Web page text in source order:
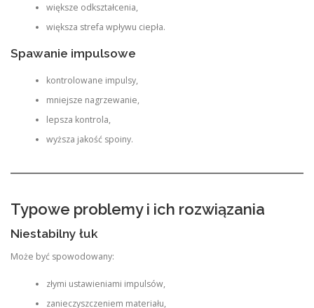
większe odkształcenia,
większa strefa wpływu ciepła.
Spawanie impulsowe
kontrolowane impulsy,
mniejsze nagrzewanie,
lepsza kontrola,
wyższa jakość spoiny.
Typowe problemy i ich rozwiązania
Niestabilny łuk
Może być spowodowany:
złymi ustawieniami impulsów,
zanieczyszczeniem materiału,